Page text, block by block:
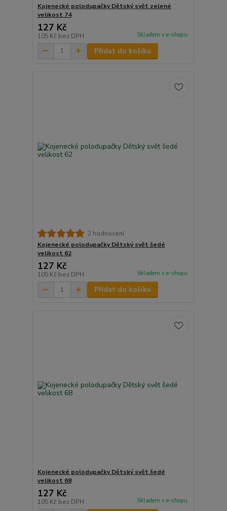
Kojenecké polodupačky Dětský svět zelené
velikost 74
127 Kč
105 Kč bez DPH Skladem v e-shopu
Přidat do košíku
2 hodnocení
Kojenecké polodupačky Dětský svět šedé
velikost 62
127 Kč
105 Kč bez DPH Skladem v e-shopu
Přidat do košíku
Kojenecké polodupačky Dětský svět šedé
velikost 68
127 Kč
105 Kč bez DPH Skladem v e-shopu